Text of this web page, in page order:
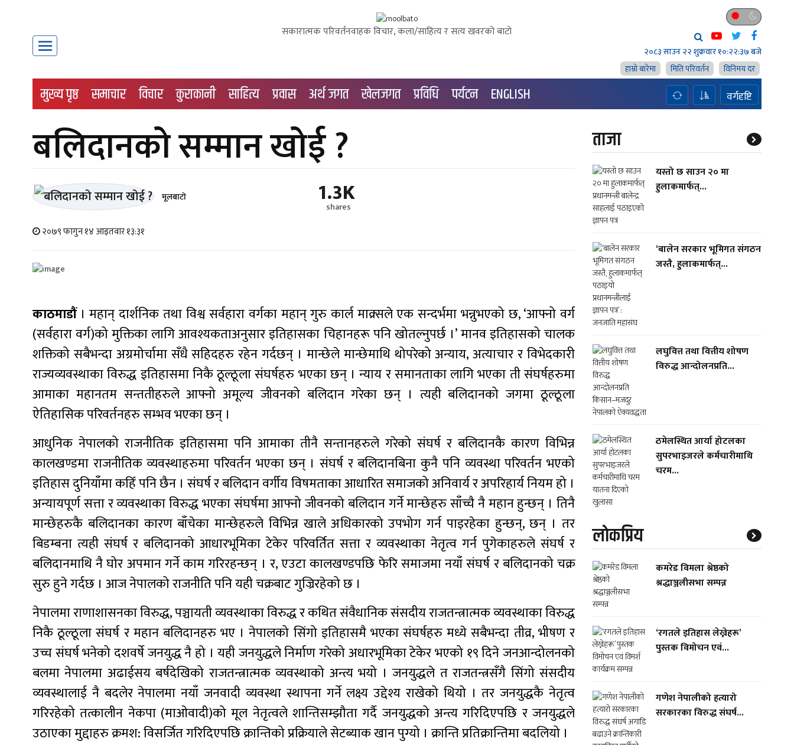
सकारात्मक परिवर्तनवाहक विचार, कला/साहित्य र सत्य खवरको बाटाे
२०८३ साउन २२ शुक्रवार१०:२२:३८ बजे
हाम्राे बारेमा
मिति परिवर्तन विनिमय दर
मुख्य पृष्ठ समाचार विचार कुराकानी साहित्य प्रवास अर्थ जगत खेलजगत प्रविधि पर्यटन ENGLISH वर्गदृष्टि
बलिदानको सम्मान खोई ?
मूलबाटाे
२०७९ फागुन १४ आइतवार १३:३१
1.3K
shares
काठमाडौं। महान् दार्शनिक तथा विश्व सर्वहारा वर्गका महान् गुरु कार्ल माक्र्सले एक सन्दर्भमा भन्नुभएको छ, ‘आफ्नो वर्ग
(सर्वहारा वर्ग)को मुक्तिका लागि आवश्यकताअनुसार इतिहासका चिहानहरू पनि खोतल्नुपर्छ ।’ मानव इतिहासको चालक
शक्तिको सबैभन्दा अग्रमोर्चामा सँधै सहिदहरु रहेन गर्दछन् । मान्छेले मान्छेमाथि थोपरेको अन्याय, अत्याचार र विभेदकारी
राज्यव्यवस्थाका विरुद्ध इतिहासमा निकै ठूल्ठूला संघर्षहरु भएका छन् । न्याय र समानताका लागि भएका ती संघर्षहरुमा
आमाका महानतम सन्ततीहरुले आफ्नो अमूल्य जीवनको बलिदान गरेका छन् । त्यही बलिदानको जगमा ठूल्ठूला
ऐतिहासिक परिवर्तनहरु सम्भव भएका छन् ।
आधुनिक नेपालको राजनीतिक इतिहासमा पनि आमाका तीनै सन्तानहरुले गरेको संघर्ष र बलिदानकै कारण विभिन्न
कालखण्डमा राजनीतिक व्यवस्थाहरुमा परिवर्तन भएका छन् । संघर्ष र बलिदानबिना कुनै पनि व्यवस्था परिवर्तन भएको
इतिहास दुनियाँमा कहिँ पनि छैन । संघर्ष र बलिदान वर्गीय विषमताका आधारित समाजको अनिवार्य र अपरिहार्य नियम हो ।
अन्यायपूर्ण सत्ता र व्यवस्थाका विरुद्ध भएका संघर्षमा आफ्नो जीवनको बलिदान गर्ने मान्छेहरु साँच्चै नै महान हुन्छन् । तिनै
मान्छेहरुकै बलिदानका कारण बाँचेका मान्छेहरुले विभिन्न खाले अधिकारको उपभोग गर्न पाइरहेका हुन्छन्, छन् । तर
बिडम्बना त्यही संघर्ष र बलिदानको आधारभूमिका टेकेर परिवर्तित सत्ता र व्यवस्थाका नेतृत्व गर्न पुगेकाहरुले संघर्ष र
बलिदानमाथि नै घोर अपमान गर्ने काम गरिरहन्छन् । र, एउटा कालखण्डपछि फेरि समाजमा नयाँ संघर्ष र बलिदानको चक्र
सुरु हुने गर्दछ । आज नेपालको राजनीति पनि यही चक्रबाट गुज्रिरहेको छ ।
नेपालमा राणाशासनका विरुद्ध, पञ्चायती व्यवस्थाका विरुद्ध र कथित संवैधानिक संसदीय राजतन्त्रात्मक व्यवस्थाका विरुद्ध
निकै ठूल्ठूला संघर्ष र महान बलिदानहरु भए । नेपालको सिंगो इतिहासमै भएका संघर्षहरु मध्ये सबैभन्दा तीव्र, भीषण र
उच्च संघर्ष भनेको दशवर्षे जनयुद्ध नै हो । यही जनयुद्धले निर्माण गरेको अधारभूमिका टेकेर भएको १९ दिने जनआन्दोलनको
बलमा नेपालमा अढाईसय बर्षदेखिको राजतन्त्रात्मक व्यवस्थाको अन्त्य भयो । जनयुद्धले त राजतन्त्रसँगै सिंगो संसदीय
व्यवस्थालाई नै बदलेर नेपालमा नयाँ जनवादी व्यवस्था स्थापना गर्ने लक्ष्य उद्देश्य राखेको थियो । तर जनयुद्धकै नेतृत्व
गरिरहेको तत्कालीन नेकपा (माओवादी)को मूल नेतृत्वले शान्तिसम्झौता गर्दै जनयुद्धको अन्त्य गरिदिएपछि र जनयुद्धले
उठाएका मुद्दाहरु क्रमश: विसर्जित गरिदिएपछि क्रान्तिको प्रक्रियाले सेटब्याक खान पुग्यो । क्रान्ति प्रतिक्रान्तिमा बदलियो ।
ताजा
यस्तो छ साउन २० मा
हुलाकमार्फत्...
‘बालेन सरकार भूमिगत संगठन
जस्तै, हुलाकमार्फत्...
लघुवित्त तथा वित्तीय शोषण
विरुद्ध आन्दोलनप्रति...
ठमेलस्थित आर्या होटलका
सुपरभाइजरले कर्मचारीमाथि
चरम...
लाेकप्रिय
कमरेड विमला श्रेष्ठको
श्रद्धाञ्जलीसभा सम्पन्न
‘रगतले इतिहास लेख्नेहरू’
पुस्तक विमोचन एवं...
गणेश नेपालीको हत्यारो
सरकारका विरुद्ध संघर्ष...